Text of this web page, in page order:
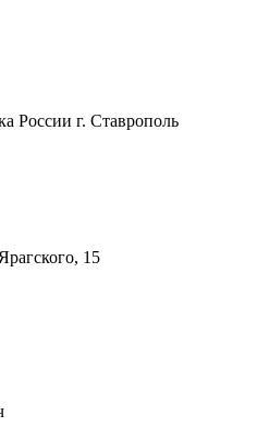
России г. Ставрополь
15